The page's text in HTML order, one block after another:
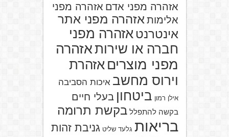
אזהרה מפני אדם אזהרה מפני
אלימות אזהרה מפני אתר
אינטרנט אזהרה מפני
חברה או שירותאזהרה
מפני מוצרים אזהרת
וירוס מחשב איכות הסביבה
אילן רמון ביטחון בעלי חיים
בקשה להתפלל בקשת תרומה
בריאות גלעד שליט גניבת זהות